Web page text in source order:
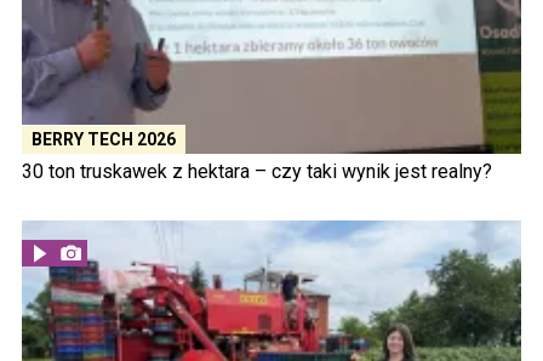
BERRY TECH 2026
30 ton truskawek z hektara – czy taki wynik jest realny?